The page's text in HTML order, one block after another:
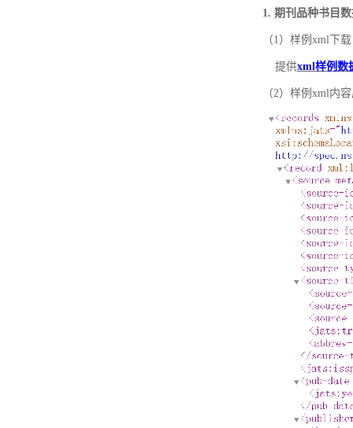
1. 期刊品种书目
（1）样例xml下载
提供xml样例数
（2）样例xml内